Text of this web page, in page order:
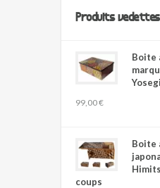
Produits vedettes
Boite
99,00 €
Boite
coups